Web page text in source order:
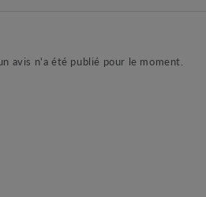
avis n'a été publié pour le moment.